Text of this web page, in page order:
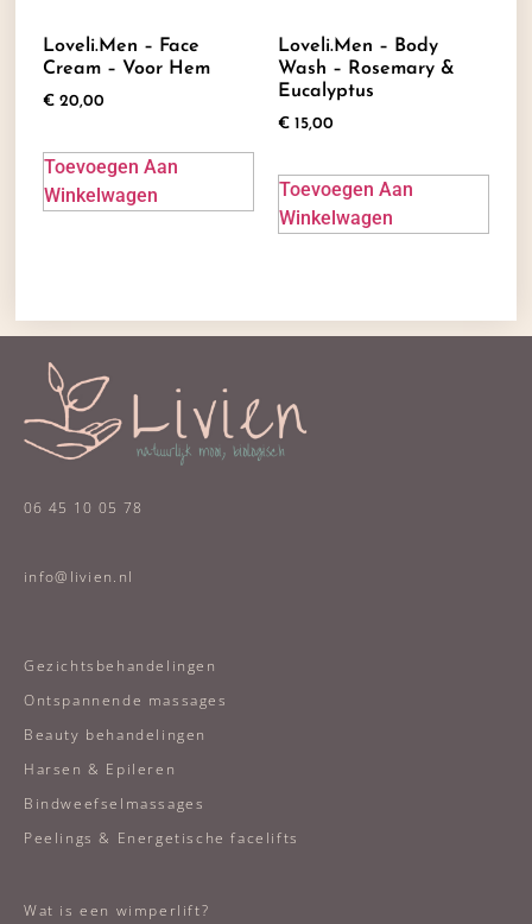
Loveli.men – Face
Cream – Voor Hem
€ 20,00
Toevoegen Aan
Winkelwagen
Loveli.men – Body
Wash – Rosemary &
Eucalyptus
€ 15,00
Toevoegen Aan
Winkelwagen
06 45 10 05 78
info@livien.nl
Gezichtsbehandelingen
Ontspannende massages
Beauty behandelingen
Harsen & Epileren
Bindweefselmassages
Peelings & Energetische facelifts
Wat is een wimperlift?